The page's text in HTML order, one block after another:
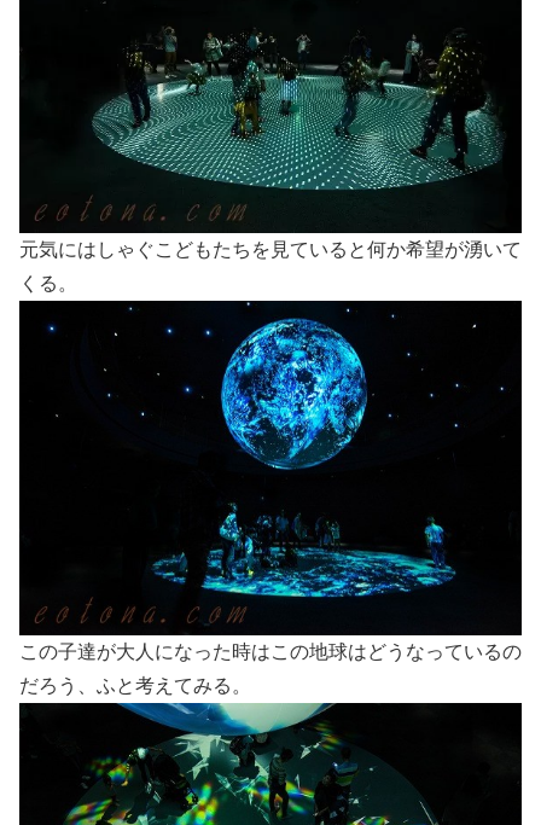
元気にはしゃぐこどもたちを見ていると何か希望が湧いて
くる。
この子達が大人になった時はこの地球はどうなっているの
だろう、ふと考えてみる。